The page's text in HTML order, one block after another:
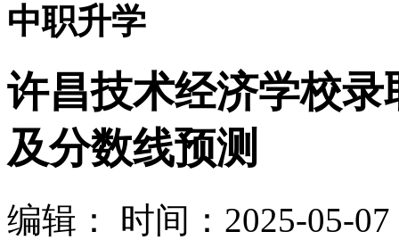
中职升学
许昌技术经济学校
及分数线预测
编辑：
时间：2025-05-07